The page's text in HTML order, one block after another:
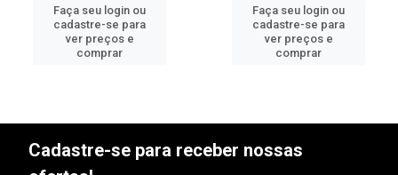
Faça seu login ou
cadastre-se para
ver preços e
comprar
Faça seu login ou
cadastre-se para
ver preços e
comprar
Cadastre-se para receber nossas